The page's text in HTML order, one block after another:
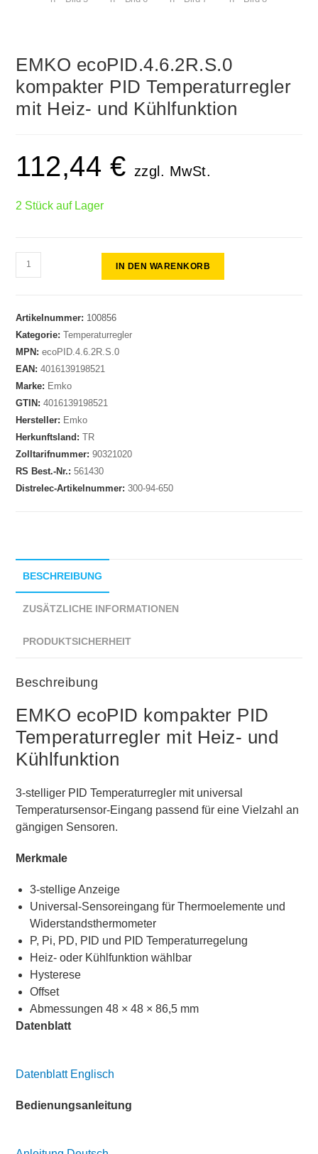
EMKO ecoPID.4.6.2R.S.0
kompakter PID Temperaturregler
mit Heiz- und Kühlfunktion
112,44 € zzgl. MwSt.
2 Stück auf Lager
IN DEN WARENKORB
Artikelnummer: 100856
Kategorie:Temperaturregler
MPN:ecoPID.4.6.2R.S.0
EAN:4016139198521
Marke: Emko
GTIN:4016139198521
Hersteller: Emko
Herkunftsland:TR
Zolltarifnummer:90321020
RS Best.-Nr.:561430
Distrelec-Artikelnummer:300-94-650
BESCHREIBUNG
ZUSÄTZLICHE INFORMATIONEN
PRODUKTSICHERHEIT
Beschreibung
EMKO ecoPID kompakter PID
Temperaturregler mit Heiz- und
Kühlfunktion
3-stelliger PID Temperaturregler mit universal
Temperatursensor-Eingang passend für eine Vielzahl an
gängigen Sensoren.
Merkmale
3-stellige Anzeige
Universal-Sensoreingang für Thermoelemente und
Widerstandsthermometer
P, Pi, PD, PID und PID Temperaturregelung
Heiz- oder Kühlfunktion wählbar
Hysterese
Offset
Abmessungen 48 × 48 × 86,5 mm
Datenblatt
Datenblatt Englisch
Bedienungsanleitung